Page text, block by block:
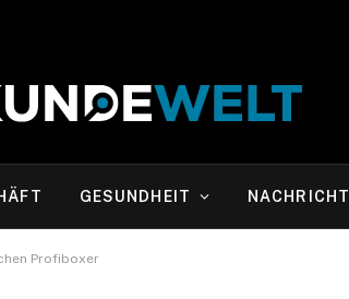
GESUNDHEIT NACHRICHT
Profiboxer